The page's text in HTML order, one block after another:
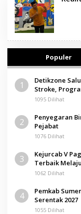
Populer
1
Detikzone
Stroke,
1095 Dilihat
2
Penyegaran
Pejabat
1076 Dilihat
3
Kejurcab V
Terbaik
1062 Dilihat
4
Pemkab
Serentak 2027
1055 Dilihat